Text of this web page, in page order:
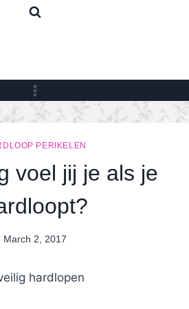
PERIKELEN
voel jij je als je
By
March 2, 2017